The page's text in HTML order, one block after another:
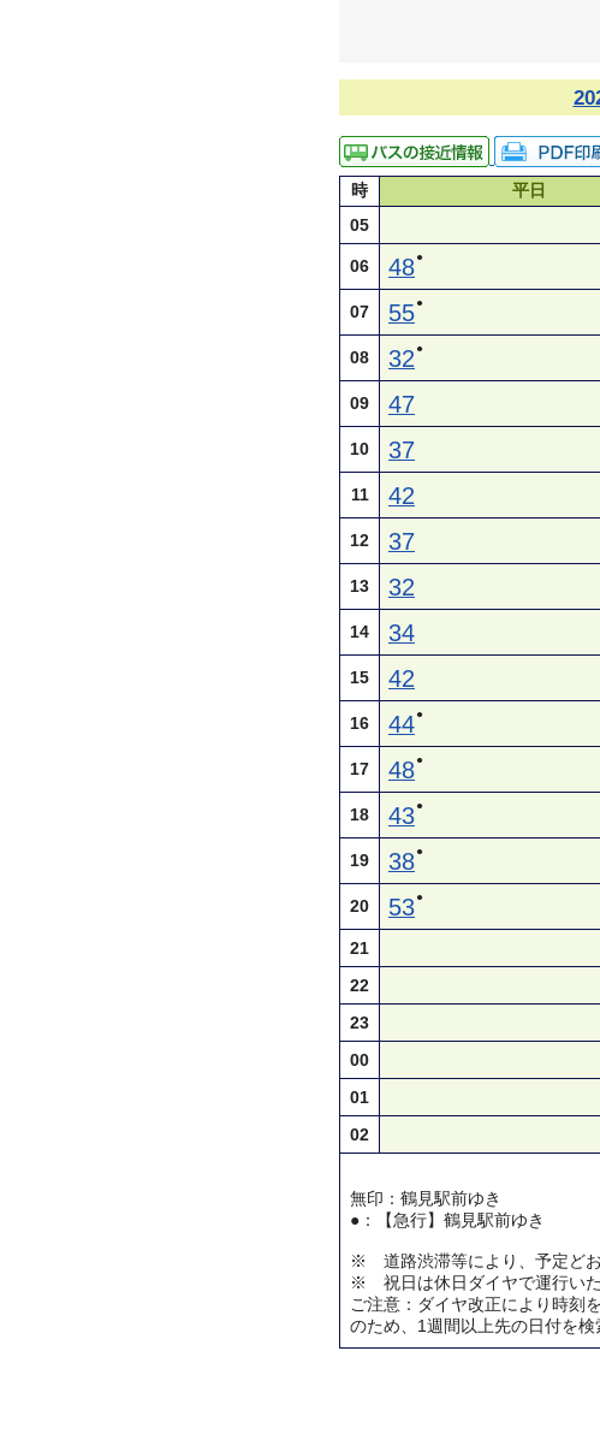
時 平日
05
06 48●
07 55●
08 32 ●
09 47
10 37
11 42
12 37
13 32
14 34
15 42
16 44●
17 48●
18 43●
19 38●
20 53●
21
22
23
00
01
02
無印：鶴見駅前ゆき
●：【急行】鶴見駅前ゆき
※ 道路渋滞等により、予定どお
※ 祝日は休日ダイヤで運行いた
ご注意：ダイヤ改正により時刻
のため、1週間以上先の日付を